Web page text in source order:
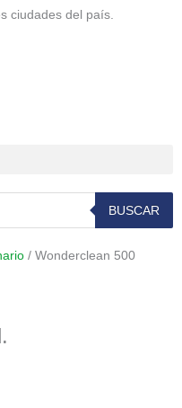
ciudades del país.
BUSCAR
/ Wonderclean 500